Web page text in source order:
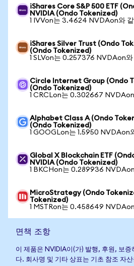
iShares Core S&P 500 ETF
NVIDIA (Ondo Tokenized)
1 IVVon는 3.4624 NVDAon와
iShares Silver Trust (Ondo
(Ondo Tokenized)
1 SLVon는 0.257376 NVDAon와
Circle Internet Group (Ondo
(Ondo Tokenized)
1 CRCLon는 0.302667
Alphabet Class A (Ondo
(Ondo Tokenized)
1 GOOGLon는 1.5950 NVDAon
Global X Blockchain ETF
NVIDIA (Ondo Tokenized)
1 BKCHon는 0.289936
MicroStrategy (Ondo
Tokenized)
1 MSTRon는 0.458649
면책 조항
이 제품은 NVIDIA이(가) 발행, 후원, 보증
다. 회사명 및 기타 상표는 기초 참조 자